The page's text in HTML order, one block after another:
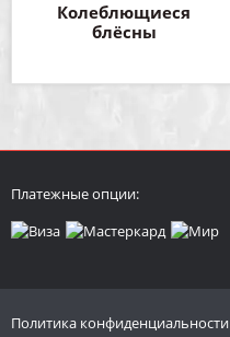
Колеблющиеся
блёсны
Платежные опции:
Политика конфиденциальности